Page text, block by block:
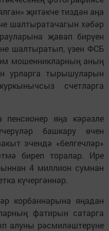
җитәкче тиздән аңа
шалтыратачагын хәбәр
җавап бирүен
шалтыратып, үзен ФСБ
мошенникларның аның
урларга тырышуларын
счетларга
яңа кәрәзле
башкару өчен
эчендә «белгечләр»
биреп торалар. Ире
4 миллион сумнан
күчергәннәр.
корбаннарына яңадан
фатирын сатарга
алуны рәсмиләштерүне